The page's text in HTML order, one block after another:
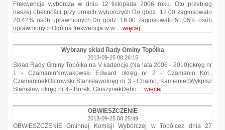
Frekwencja wyborcza w dniu 12 listopada 2006 roku. Oto przebieg
naszej obecności przy urnach wyborczych:Do godz. 12.00 zagłosowało
20,42% osób uprawnionych.Do godz. 16.00 zagłosowało 51,05% osób
uprawnionychOgólna frekwencja w w ...więcej
Wybrany skład Rady Gminy Topólka
2013-09-25 08:26:15
Skład Rady Gminy Topólka na V kadencję.(Na lata 2006 - 2010)okręg nr
1 - CzamaninNowakowski Edward okręg nr 2 - Czamanin Kol.,
CzamaninekOstrowski Stanisławokręg nr 3 - Chalno, KamieniecWykpisz
Stanisław okręg nr 4 - Borek, GłuszynekDębo ...więcej
OBWIESZCZENIE
2013-09-25 08:25:49
OBWIESZCZENIE Gminnej Komisji Wyborczej w Topólcez dnia 27